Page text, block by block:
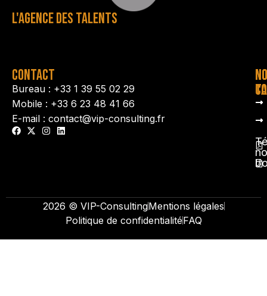
L'AGENCE DES TALENTS
CONTACT
Bureau : +33 1 39 55 02 29
Mobile : +33 6 23 48 41 66
E-mail : contact@vip-consulting.fr
2026 © VIP-ConsultingMentions légales
Politique de confidentialitéFAQ